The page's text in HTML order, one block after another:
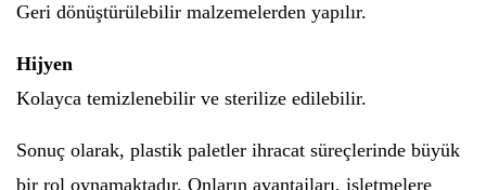
Geri dönüştürülebilir malzemelerden yapılır.
Hijyen
Kolayca temizlenebilir ve sterilize edilebilir.
Sonuç olarak, plastik paletler ihracat süreçlerinde büyük
bir rol oynamaktadır. Onların avantajları, işletmelere